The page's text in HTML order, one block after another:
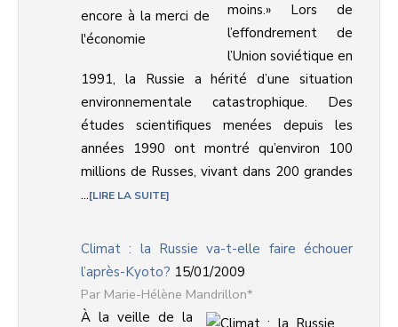
moins.» Lors de
l’effondrement de
l’Union soviétique en
1991, la Russie a hérité d’une situation
environnementale catastrophique. Des
études scientifiques menées depuis les
années 1990 ont montré qu’environ 100
millions de Russes, vivant dans 200 grandes
... LIRE LA SUITE
Climat : la Russie va-t-elle faire échouer
l’après-Kyoto? 15/01/2009
Marie-Hélène Mandrillon*
À la veille de la